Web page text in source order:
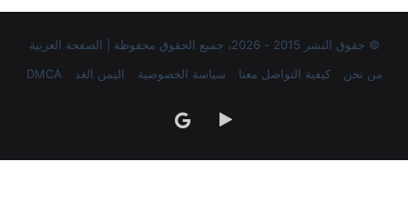
© حقوق النشر 2015 - 2026، جميع الحقوق محفوظة | الصفحة العربية
من نحن
كيفية التواصل معنا سياسة الخصوصية اليمن الغد DMCA
‏Google
Play
google
news